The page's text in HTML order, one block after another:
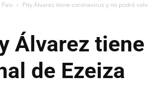
Pais Pity Álvarez tiene coronavirus y no podrá
Álvarez
de Ezeiza